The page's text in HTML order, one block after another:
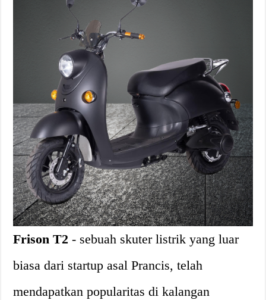
Frison T2 - sebuah skuter listrik yang luar
biasa dari startup asal Prancis, telah
mendapatkan popularitas di kalangan